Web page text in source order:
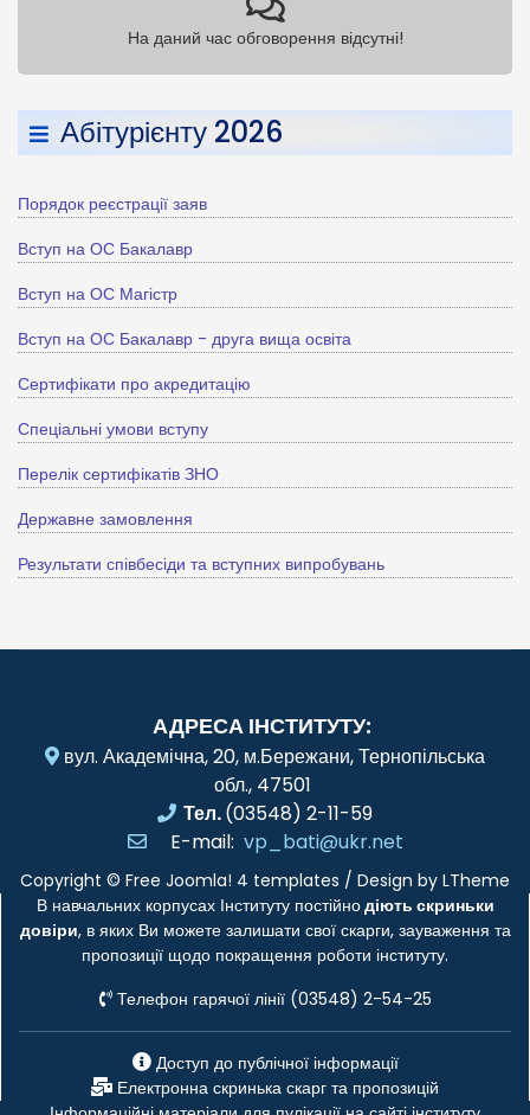
На даний час обговорення відсутні!
Абітурієнту 2026
Порядок реєстрації заяв
Вступ на ОС Бакалавр
Вступ на ОС Магістр
Вступ на ОС Бакалавр - друга вища освіта
Сертифікати про акредитацію
Спеціальні умови вступу
Перелік сертифікатів ЗНО
Державне замовлення
Результати співбесіди та вступних випробувань
АДРЕСА ІНСТИТУТУ:
вул. Академічна, 20, м.Бережани, Тернопільська
обл., 47501
Тел.(03548) 2-11-59
E-mail: vp_bati@ukr.net
Copyright © Free Joomla! 4 templates / Design by LTheme
В навчальних корпусах Інституту постійнодіють скриньки
довіри, в яких Ви можете залишати свої скарги, зауваження та
пропозиції щодо покращення роботи інституту.
Телефон гарячої лінії (03548) 2-54-25
Доступ до публічної інформації
Електронна скринька скарг та пропозицій